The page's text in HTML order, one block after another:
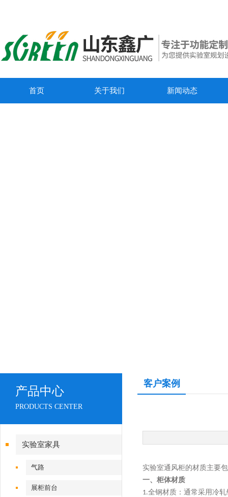
首页 关于我们 新闻动态
产品中心
PRODUCTS CENTER
实验室家具
气路
展柜前台
客户案例
实验室通风柜的材质主要
一、 柜体材质
1.全钢材质：通常采用冷